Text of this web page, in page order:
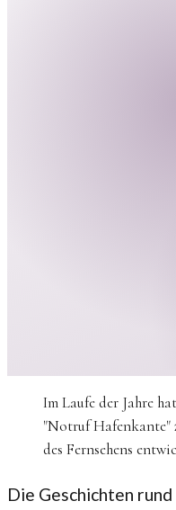
Im Laufe der Jahre
"Notruf Hafenkante"
des Fernsehens
Die Geschichten